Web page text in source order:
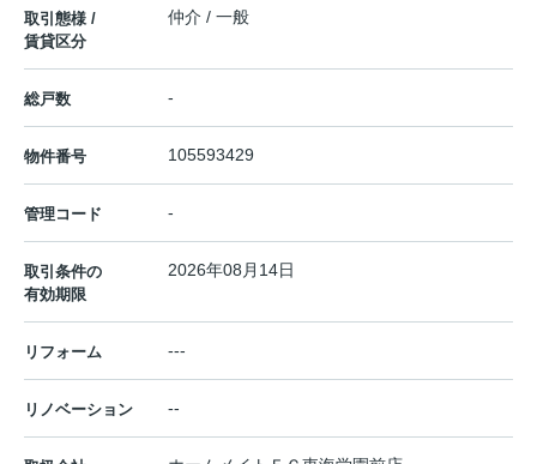
取引態様 /
賃貸区分
仲介 / 一般
総戸数 -
物件番号 105593429
管理コード -
取引条件の
有効期限
2026年08月14日
リフォーム ---
リノベーション --